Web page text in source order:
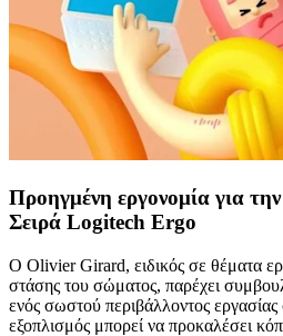
Προηγμένη εργονομία για
Σειρά Logitech Ergo
Ο Olivier Girard, ειδικός σε θέματα
στάσης του σώματος, παρέχει
ενός σωστού περιβάλλοντος
εξοπλισμός μπορεί να προκαλέσει